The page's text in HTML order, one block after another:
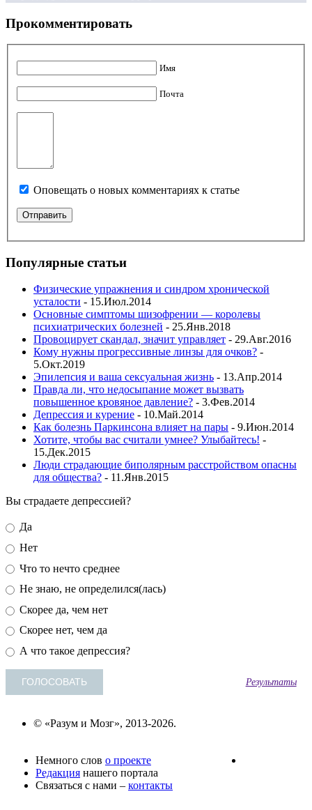
Прокомментировать
Имя
Почта
Оповещать о новых комментариях к статье
Популярные статьи
Физические упражнения и синдром хронической
усталости - 15.Июл.2014
Основные симптомы шизофрении — королевы
психиатрических болезней - 25.Янв.2018
Провоцирует скандал, значит управляет - 29.Авг.2016
Кому нужны прогрессивные линзы для очков? -
5.Окт.2019
Эпилепсия и ваша сексуальная жизнь - 13.Апр.2014
Правда ли, что недосыпание может вызвать
повышенное кровяное давление? - 3.Фев.2014
Депрессия и курение - 10.Май.2014
Как болезнь Паркинсона влияет на пары - 9.Июн.2014
Хотите, чтобы вас считали умнее? Улыбайтесь! -
15.Дек.2015
Люди страдающие биполярным расстройством опасны
для общества? - 11.Янв.2015
Вы страдаете депрессией?
Да
Нет
Что то нечто среднее
Не знаю, не определился(лась)
Скорее да, чем нет
Скорее нет, чем да
А что такое депрессия?
Результаты
© «Разум и Мозг», 2013-2026.
Немного слов о проекте
Редакция нашего портала
Связаться с нами – контакты